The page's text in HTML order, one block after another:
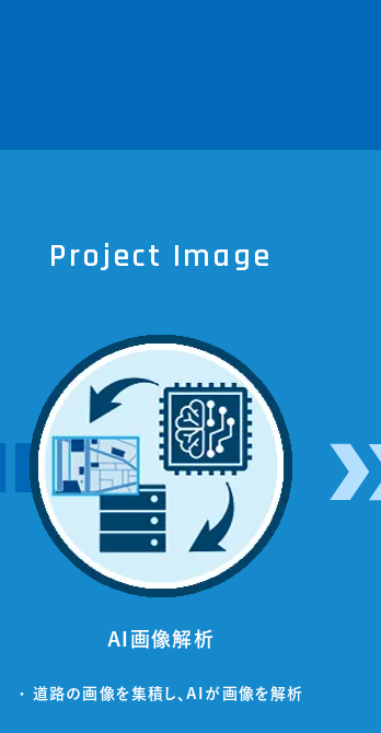
Project Image
AI画像解析
・ 道路の画像を集積し、AIが画像を解析